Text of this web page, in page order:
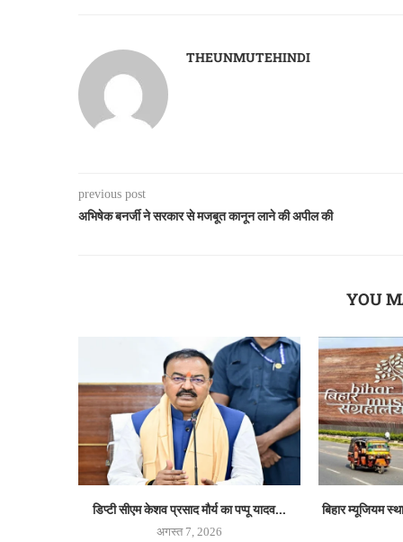
THEUNMUTEHINDI
previous post
अभिषेक बनर्जी ने सरकार से मजबूत कानून लाने की अपील की
YOU
डिप्टी सीएम केशव प्रसाद मौर्य का पप्पू यादव...
अगस्त 7, 2026
बिहार म्यूजियम